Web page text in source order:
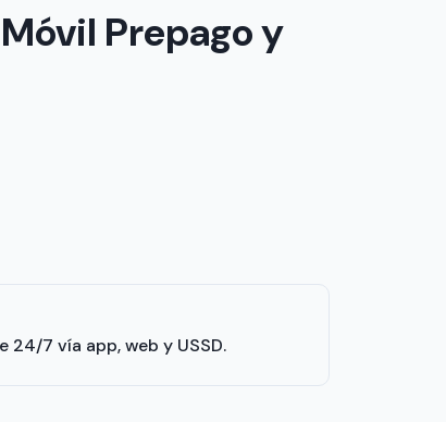
Prepago y
24/7 vía app, web y USSD.